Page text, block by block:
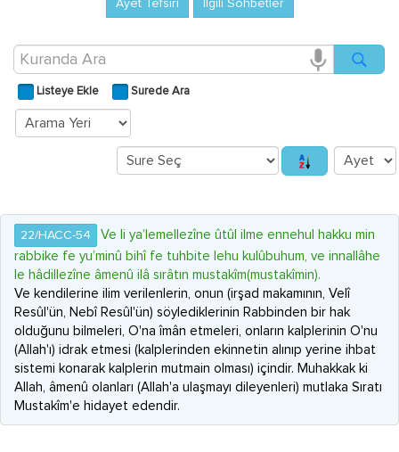
Ayet Tefsiri İlgili Sohbetler
Listeye Ekle Surede Ara
22/HACC-54
Ve li ya’lemellezîne ûtûl ilme ennehul hakku min
rabbike fe yu’minû bihî fe tuhbite lehu kulûbuhum, ve innallâhe
le hâdillezîne âmenû ilâ sırâtın mustakîm(mustakîmin).
Ve kendilerine ilim verilenlerin, onun (irşad makamının, Velî
Resûl'ün, Nebî Resûl'ün) söylediklerinin Rabbinden bir hak
olduğunu bilmeleri, O'na îmân etmeleri, onların kalplerinin O'nu
(Allah'ı) idrak etmesi (kalplerinden ekinnetin alınıp yerine ihbat
sistemi konarak kalplerin mutmain olması) içindir. Muhakkak ki
Allah, âmenû olanları (Allah'a ulaşmayı dileyenleri) mutlaka Sıratı
Mustakîm'e hidayet edendir.